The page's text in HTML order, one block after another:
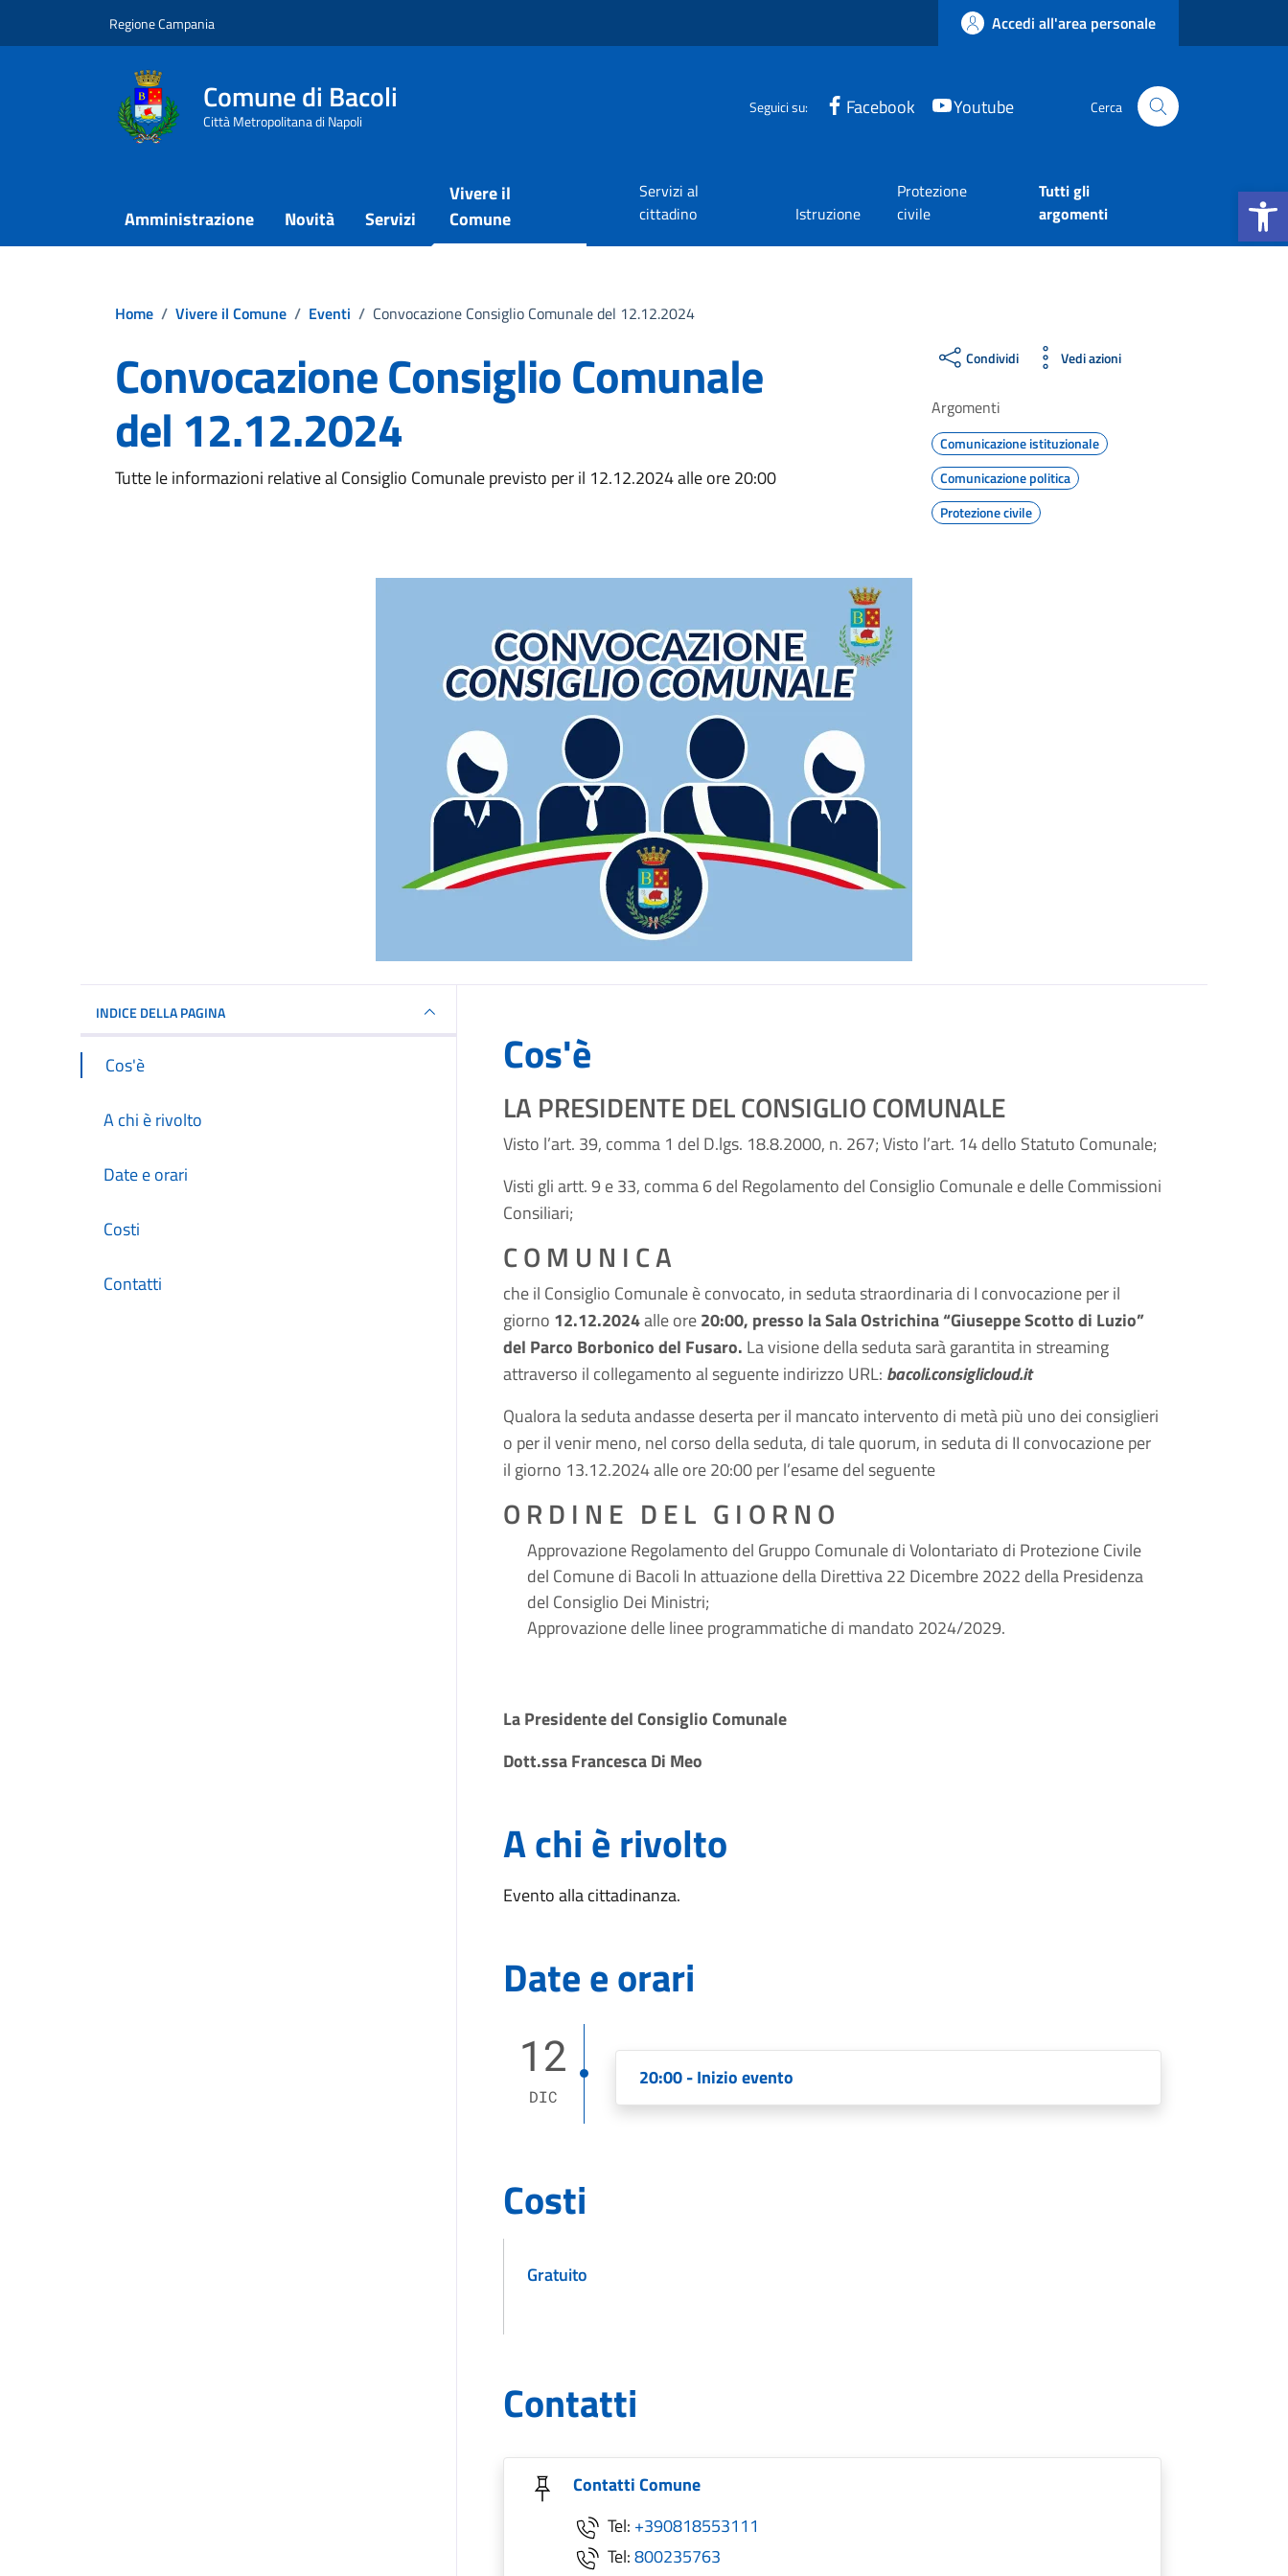
Apri la
Regione Campania Accedi all'area personale
Comune di Bacoli
Città Metropolitana di Napoli
Seguici su: Facebook Youtube Cerca
Amministrazione Novità Servizi
Vivere il
Comune
Servizi al
cittadino
Istruzione
Protezione
civile
Tutti gli
argomenti
Home / Vivere il Comune / Eventi / Convocazione Consiglio Comunale del 12.12.2024
Convocazione Consiglio Comunale
del 12.12.2024
Tutte le informazioni relative al Consiglio Comunale previsto per il 12.12.2024 alle ore 20:00
Condividi Vedi azioni
Argomenti
Comunicazione istituzionale
Comunicazione politica
Protezione civile
INDICE DELLA PAGINA
Cos'è
A chi è rivolto
Date e orari
Costi
Contatti
Cos'è
LA PRESIDENTE DEL CONSIGLIO COMUNALE
Visto l’art. 39, comma 1 del D.lgs. 18.8.2000, n. 267; Visto l’art. 14 dello Statuto Comunale;
Visti gli artt. 9 e 33, comma 6 del Regolamento del Consiglio Comunale e delle Commissioni
Consiliari;
C O M U N I C A
che il Consiglio Comunale è convocato, in seduta straordinaria di I convocazione per il
giorno 12.12.2024alle ore20:00, presso la Sala Ostrichina “Giuseppe Scotto di Luzio”
del Parco Borbonico del Fusaro. La visione della seduta sarà garantita in streaming
attraverso il collegamento al seguente indirizzo URL: bacoli.consiglicloud.it
Qualora la seduta andasse deserta per il mancato intervento di metà più uno dei consiglieri
o per il venir meno, nel corso della seduta, di tale quorum, in seduta di II convocazione per
il giorno 13.12.2024 alle ore 20:00 per l’esame del seguente
O R D I N E D E L G I O R N O
Approvazione Regolamento del Gruppo Comunale di Volontariato di Protezione Civile
del Comune di Bacoli In attuazione della Direttiva 22 Dicembre 2022 della Presidenza
del Consiglio Dei Ministri;
Approvazione delle linee programmatiche di mandato 2024/2029.
La Presidente del Consiglio Comunale
Dott.ssa Francesca Di Meo
A chi è rivolto
Evento alla cittadinanza.
Date e orari
12
DIC
20:00 - Inizio evento
Costi
Gratuito
Contatti
Contatti Comune
Tel: +390818553111
Tel:800235763